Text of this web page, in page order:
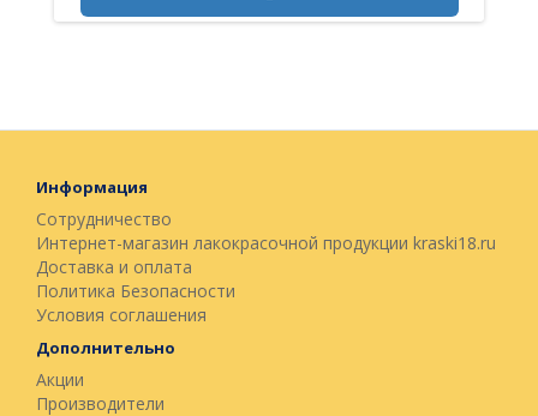
Информация
Сотрудничество
Интернет-магазин лакокрасочной продукции kraski18.ru
Доставка и оплата
Политика Безопасности
Условия соглашения
Дополнительно
Акции
Производители